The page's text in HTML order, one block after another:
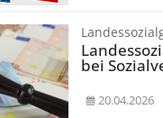
bei
20.04.2026